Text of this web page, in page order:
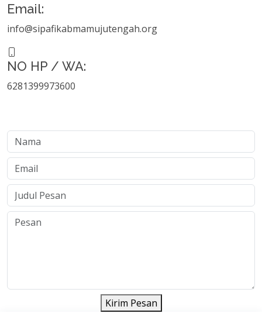
Email:
info@sipafikabmamujutengah.org
NO HP / WA:
6281399973600
Kirim Pesan